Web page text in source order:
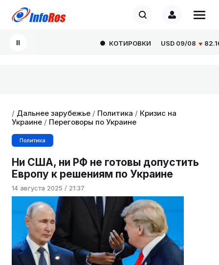
КОТИРОВКИ USD09/08 82.1665
/ Дальнее зарубежье / Политика / Кризис на
Украине / Переговоры по Украине
Политика
Ни США, ни РФ не готовы допустить
Европу к решениям по Украине
14 августа 2025 / 21:37